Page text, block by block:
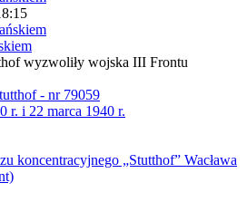
wyzwoliły wojska III Frontu
- nr 79059
r. i 22 marca 1940 r.
koncentracyjnego „Stutthof” Wacława